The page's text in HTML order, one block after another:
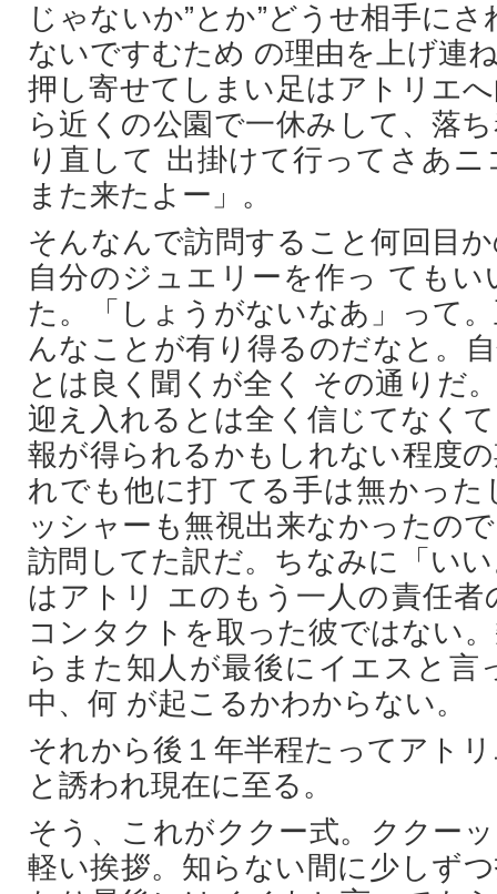
じゃないか”とか”どうせ相手に
ないですむため の理由を上げ連
押し寄せてしまい足はアトリエ
ら近くの公園で一休みして、落
り直して 出掛けて行ってさあ
また来たよー」。
そんなんで訪問すること何回目
自分のジュエリーを作っ ても
た。「しょうがないなあ」って
んなことが有り得るのだなと。
とは良く聞くが全く その通りだ
迎え入れるとは全く信じてなく
報が得られるかもしれない程度
れでも他に打 てる手は無かっ
ッシャーも無視出来なかったの
訪問してた訳だ。ちなみに「い
はアトリ エのもう一人の責任
コンタクトを取った彼ではない
らまた知人が最後にイエスと言
中、何 が起こるかわからない。
それから後１年半程たってアト
と誘われ現在に至る。
そう、これがククー式。ククー
軽い挨拶。知らない間に少しず